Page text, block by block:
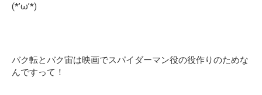
(*’ω’*)
バク転とバク宙は映画でスパイダーマン役の役作りのためな
んですって！